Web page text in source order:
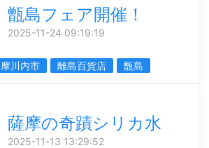
甑島フェア開催！
2025-11-24 09:19:19
川内市 離島百貨店 甑島
薩摩の奇蹟シリカ水
2025-11-13 13:29:52